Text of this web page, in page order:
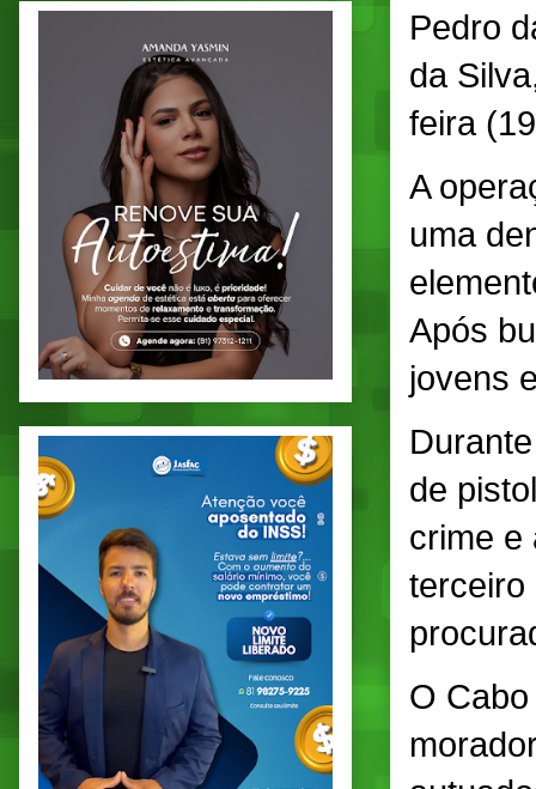
Pedro
da
feira
A
uma
Após
jovens
de
crime e
terceiro
O